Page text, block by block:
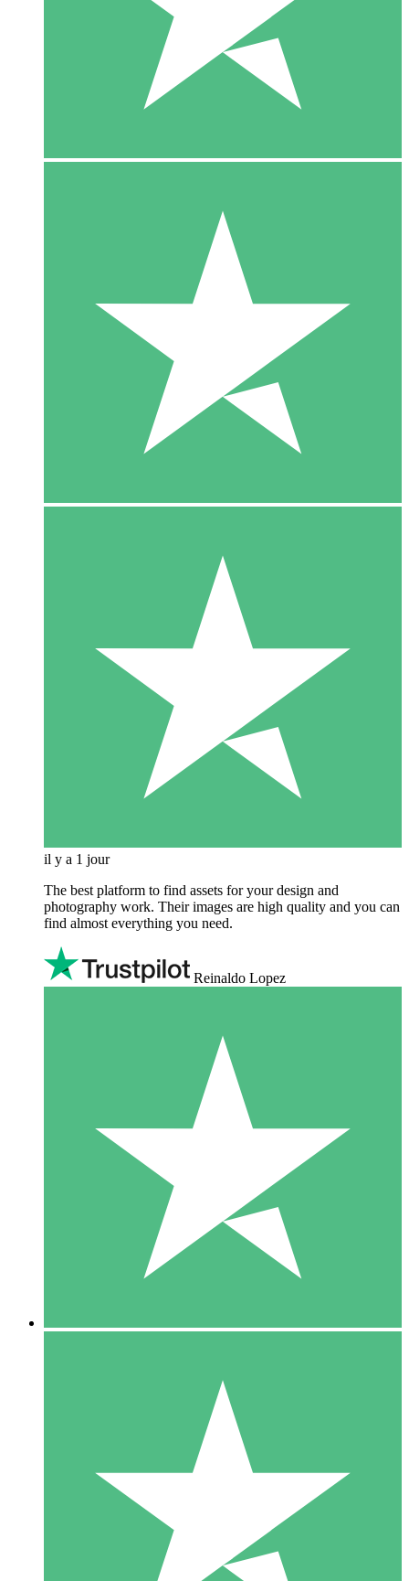
il y a 1 jour
The best platform to find assets for your design and
photography work. Their images are high quality and you can
find almost everything you need.
Reinaldo Lopez